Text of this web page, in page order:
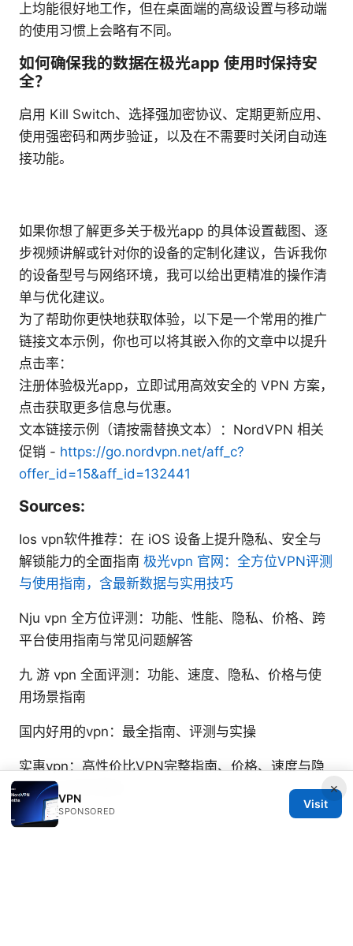
上均能很好地工作，但在桌面端的高级设置与移动端
的使用习惯上会略有不同。
如何确保我的数据在极光app 使用时保持安
全？
启用 Kill Switch、选择强加密协议、定期更新应用、
使用强密码和两步验证，以及在不需要时关闭自动连
接功能。
如果你想了解更多关于极光app 的具体设置截图、逐
步视频讲解或针对你的设备的定制化建议，告诉我你
的设备型号与网络环境，我可以给出更精准的操作清
单与优化建议。
为了帮助你更快地获取体验，以下是一个常用的推广
链接文本示例，你也可以将其嵌入你的文章中以提升
点击率：
注册体验极光app，立即试用高效安全的 VPN 方案，
点击获取更多信息与优惠。
文本链接示例（请按需替换文本）：NordVPN 相关
促销 - https://go.nordvpn.net/aff_c?
offer_id=15&aff_id=132441
Sources:
Ios vpn软件推荐：在 iOS 设备上提升隐私、安全与
解锁能力的全面指南 极光vpn 官网：全方位VPN评测
与使用指南，含最新数据与实用技巧
Nju vpn 全方位评测：功能、性能、隐私、价格、跨
平台使用指南与常见问题解答
九 游 vpn 全面评测：功能、速度、隐私、价格与使
用场景指南
国内好用的vpn：最全指南、评测与实操
实惠vpn：高性价比VPN完整指南、价格、速度与隐
私对比与购买建议
×
VPN
SPONSORED
Visit